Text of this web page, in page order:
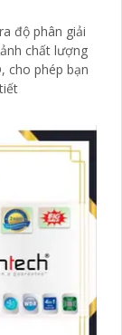
độ phân giải
chất lượng